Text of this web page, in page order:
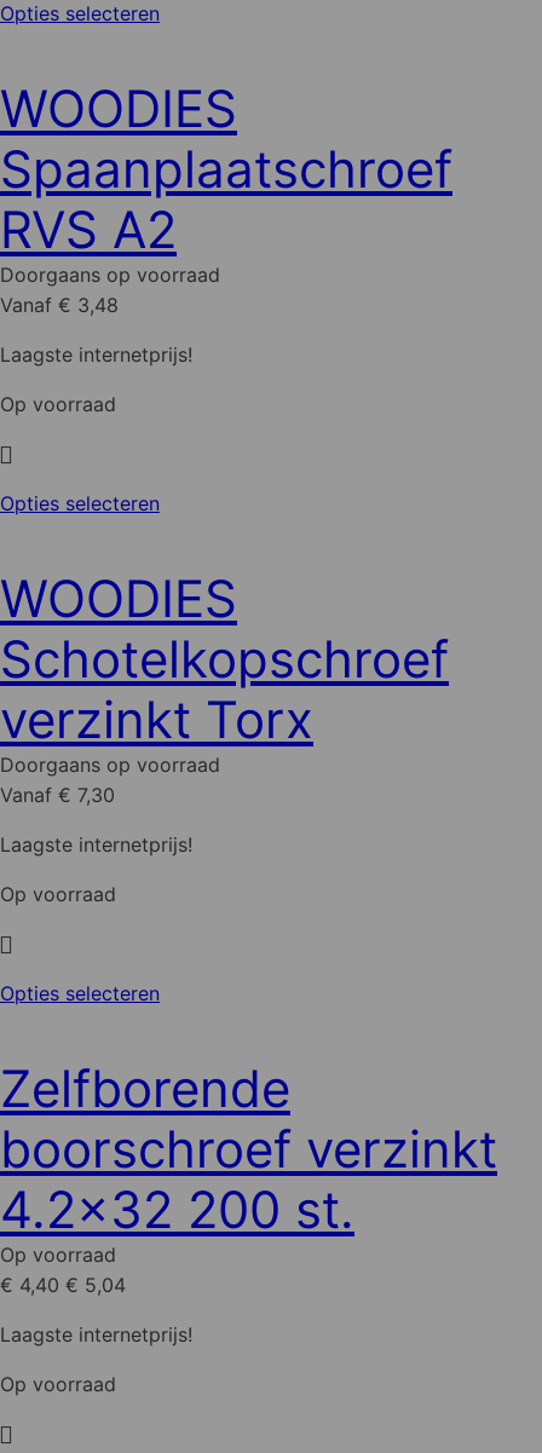
Opties selecteren
meerdere
variaties.
Deze
optie
kan
gekozen
worden
de
WOODIES
Spaanplaatschroef
RVS A2
Doorgaans op voorraad
Vanaf € 3,48
Laagste internetprijs!
Op voorraad
Opties selecteren
meerdere
variaties.
Deze
optie
kan
gekozen
worden
de
WOODIES
Schotelkopschroef
verzinkt Torx
Doorgaans op voorraad
Vanaf € 7,30
Laagste internetprijs!
Op voorraad
Opties selecteren
meerdere
variaties.
Deze
optie
kan
gekozen
de
Zelfborende
boorschroef verzinkt
4.2x32 200 st.
Op voorraad
€ 4,40 € 5,04
Laagste internetprijs!
Op voorraad